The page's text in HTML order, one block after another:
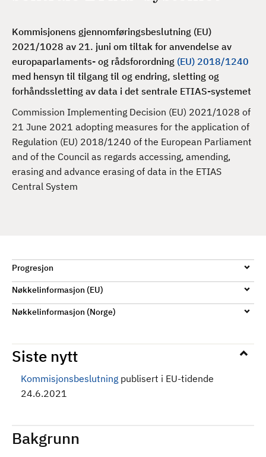
Kommisjonens gjennomføringsbeslutning (EU)
2021/1028 av 21. juni om tiltak for anvendelse av
europaparlaments- og rådsforordning (EU) 2018/1240
med hensyn til tilgang til og endring, sletting og
forhåndssletting av data i det sentrale ETIAS-systemet
Commission Implementing Decision (EU) 2021/1028 of
21 June 2021 adopting measures for the application of
Regulation (EU) 2018/1240 of the European Parliament
and of the Council as regards accessing, amending,
erasing and advance erasing of data in the ETIAS
Central System
Progresjon
Nøkkelinformasjon (EU)
Nøkkelinformasjon (Norge)
Siste nytt
Kommisjonsbeslutning publisert i EU-tidende
24.6.2021
Bakgrunn